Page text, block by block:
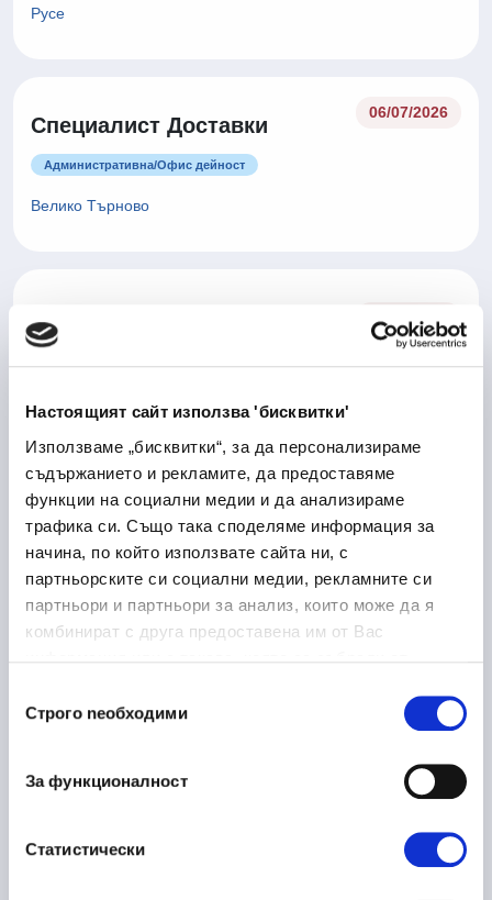
Настоящият сайт използва 'бисквитки'
Използваме „бисквитки“, за да персонализираме
съдържанието и рекламите, да предоставяме
функции на социални медии и да анализираме
трафика си. Също така споделяме информация за
начина, по който използвате сайта ни, с
партньорските си социални медии, рекламните си
партньори и партньори за анализ, които може да я
комбинират с друга предоставена им от Вас
наСтрого nеобходими
За функционалност
Статистически
Русе
Специалист Доставки
06/07/2026
Административна/Oфис дейност
Велико Търново
Оператор производство -
Лекарствени продукти
06/07/2026
Laboratory Logistics
Associate
30/06/2026
Медицина и здравеопазване
на мястоСофия
металообработка
Пловдив